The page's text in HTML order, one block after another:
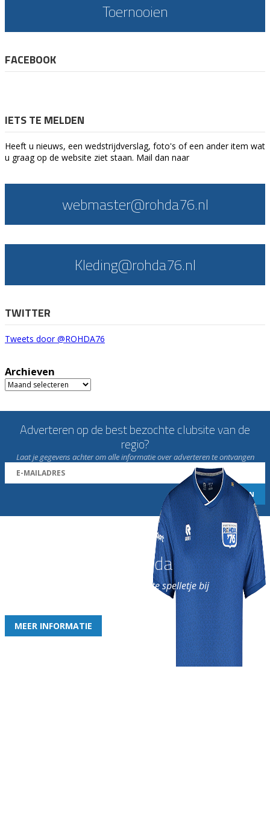
Toernooien
FACEBOOK
IETS TE MELDEN
Heeft u nieuws, een wedstrijdverslag, foto's of een ander item wat
u graag op de website ziet staan. Mail dan naar
webmaster@rohda76.nl
Kleding@rohda76.nl
TWITTER
Tweets door @ROHDA76
Archieven
Archieven
Adverteren op de best bezochte clubsite van de
regio?
Laat je gegevens achter om alle informatie over adverteren te ontvangen
Word nu lid van Rohda
en geniet iedere week van het leukste spelletje bij
MEER INFORMATIE